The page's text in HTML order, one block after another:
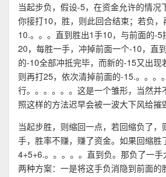
当起步负，假设-5，在资金允许的情况
你接打10，胜，则此回合结束；若负
10.。。。直到胜出1手10，与前面的-
20，每胜一手，冲掉前面一个-10，直
的-10全部冲抵完毕，而新的-15又出现
则再打25，依次清掉前面的-15.。。。
行。。。。。。这是一个雏形，当然并
照这样的方法迟早会被一波大下风给摧
当起步胜，则缩回一点，若回缩负了，
手，胜率不赚，赚了资金。如果回缩胜
4+5+6.。。。。。直到负。那负了一手
两种方案：一是将这手负消隐到前面的